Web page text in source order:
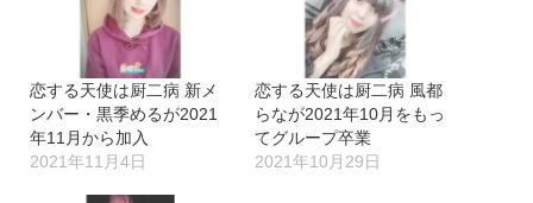
恋する天使は厨二病 新メ
ンバー・黒季めるが2021
年11月から加入
2021年11月4日
恋する天使は厨二病 風都
らなが2021年10月をもっ
てグループ卒業
2021年10月29日